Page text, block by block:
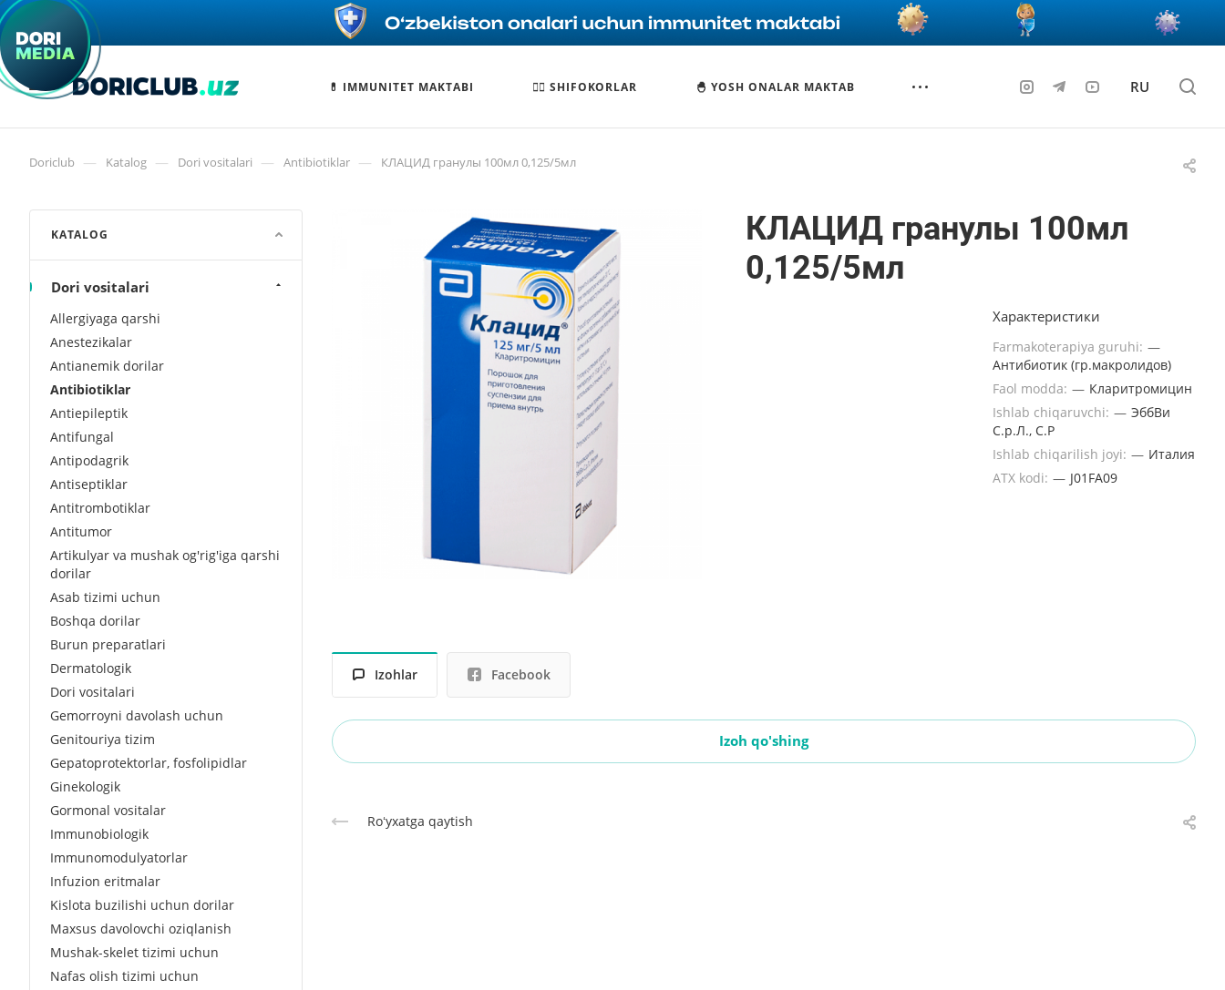
💊 IMMUNITET MAKTABI 🧑‍⚕️ SHIFOKORLAR 🐣 YOSH ONALAR MAKTAB RU
Doriclub — Katalog — Dori vositalari — Antibiotiklar — КЛАЦИД гранулы 100мл 0,125/5мл
КЛАЦИД гранулы 100мл
0,125/5мл
Характеристики
Farmakoterapiya guruhi: —
Антибиотик (гр.макролидов)
Faol modda: — Кларитромицин
Ishlab chiqaruvchi: — ЭббВи
С.р.Л., C.P
Ishlab chiqarilish joyi: — Италия
ATX kodi: — J01FA09
Izohlar Facebook
Izoh qo'shing
Roʻyxatga qaytish
KATALOG
Dori vositalari
Allergiyaga qarshi
Anestezikalar
Antianemik dorilar
Antibiotiklar
Antiepileptik
Antifungal
Antipodagrik
Antiseptiklar
Antitrombotiklar
Antitumor
Artikulyar va mushak og'rig'iga qarshi
dorilar
Asab tizimi uchun
Boshqa dorilar
Burun preparatlari
Dermatologik
Dori vositalari
Gemorroyni davolash uchun
Genitouriya tizim
Gepatoprotektorlar, fosfolipidlar
Ginekologik
Gormonal vositalar
Immunobiologik
Immunomodulyatorlar
Infuzion eritmalar
Kislota buzilishi uchun dorilar
Maxsus davolovchi oziqlanish
Mushak-skelet tizimi uchun
Nafas olish tizimi uchun